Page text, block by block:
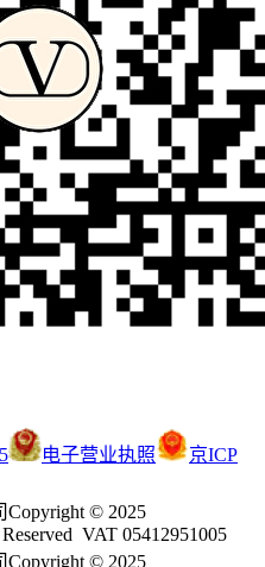
电子营业执照
京ICP
Copyright © 2025
VAT 05412951005
Copyright © 2025